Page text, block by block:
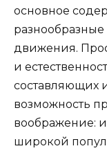
основное
движения.
и
составляющих
возможность
воображение:
широкой